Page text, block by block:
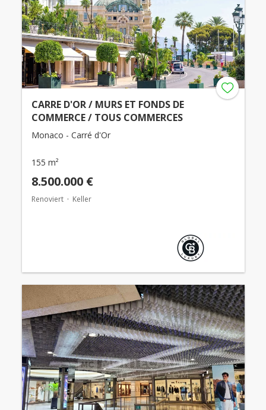
CARRE D'OR / MURS ET FONDS DE
COMMERCE / TOUS COMMERCES
Monaco - Carré d'Or
155 m²
8.500.000 €
Renoviert Keller